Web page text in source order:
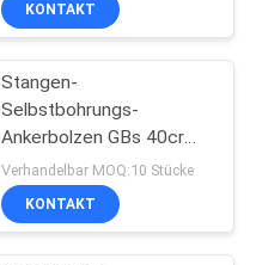
KONTAKT
Stangen-
Selbstbohrungs-
Ankerbolzen GBs 40cr
R32/20 hohler für
Steigungs-Stabilisierung
Verhandelbar MOQ:10 Stücke
KONTAKT